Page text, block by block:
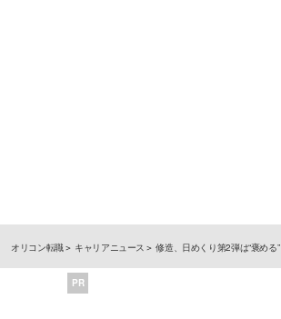
オリコン転職 キャリアニュース 修造、日めくり第2弾は“褒める”
PR